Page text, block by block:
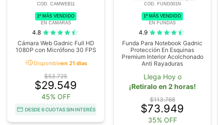
COD. CAMWEB11
1º MÁS VENDIDO
EN CAMARAS
4.8
Cámara Web Gadnic Full HD
1080P con Micrófono 30 FPS
acuteDisponibleen 21 días
$53.725
$29.549
45% OFF
DESDE 6 CUOTAS SIN INTERÉS
COD. FUND001N
1º MÁS VENDIDO
EN FUNDAS
4.9
Funda Para Notebook Gadnic
Protección En Esquinas
Premium Interior Acolchonado
Anti Rayaduras
Llega Hoy o
¡Retiralo en 2 horas!
$113.768
$73.949
35% OFF